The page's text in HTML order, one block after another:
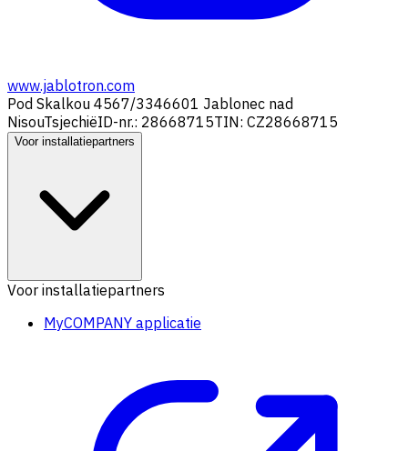
www.jablotron.com
Pod Skalkou 4567/3346601 Jablonec nad
NisouTsjechiëID-nr.: 28668715TIN: CZ28668715
Voor installatiepartners
Voor installatiepartners
MyCOMPANY applicatie